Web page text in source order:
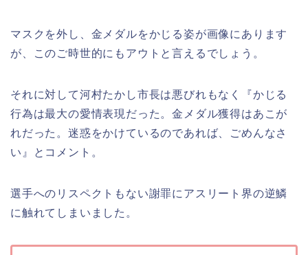
マスクを外し、金メダルをかじる姿が画像にあります
が、このご時世的にもアウトと言えるでしょう。
それに対して河村たかし市長は悪びれもなく『かじる
行為は最大の愛情表現だった。金メダル獲得はあこが
れだった。迷惑をかけているのであれば、ごめんなさ
い』とコメント。
選手へのリスペクトもない謝罪にアスリート界の逆鱗
に触れてしまいました。